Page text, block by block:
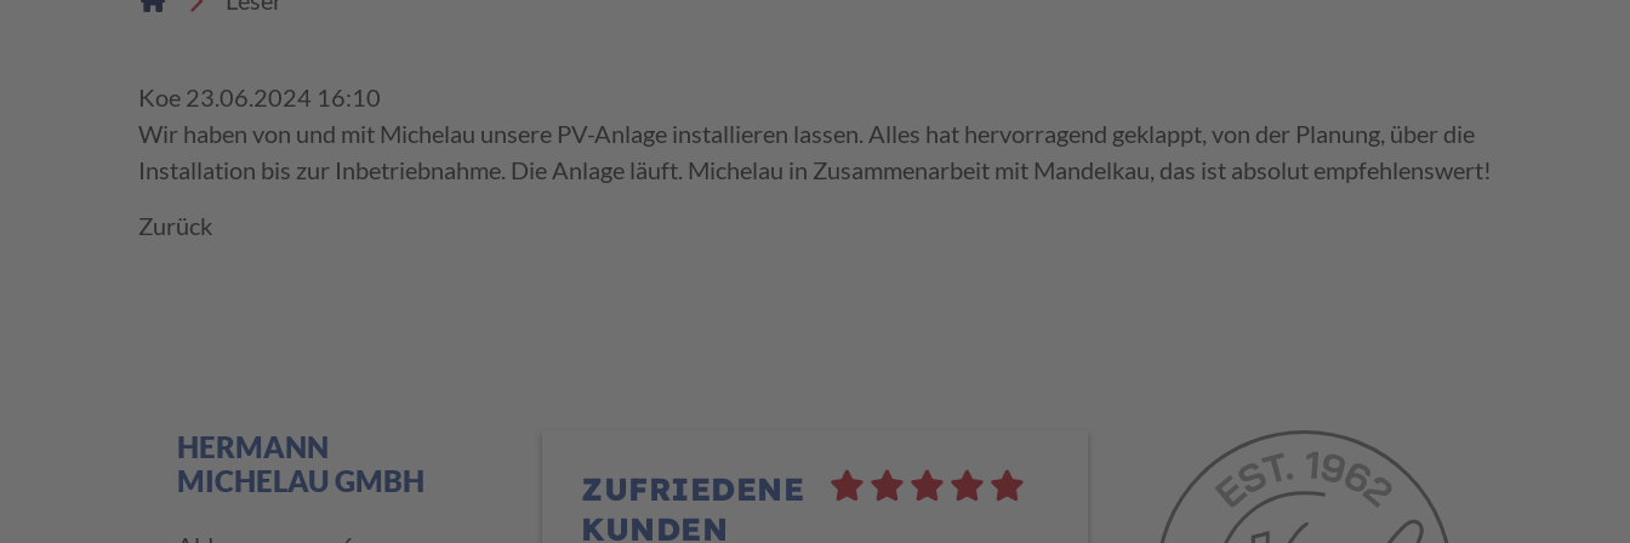
Koe 23.06.2024 16:10
Wir haben von und mit Michelau unsere PV-Anlage installieren lassen. Alles hat hervorragend geklappt, von der Planung, über die
Installation bis zur Inbetriebnahme. Die Anlage läuft. Michelau in Zusammenarbeit mit Mandelkau, das ist absolut empfehlenswert!
Zurück
HERMANN
MICHELAU GMBH
ZUFRIEDENE
KUNDEN